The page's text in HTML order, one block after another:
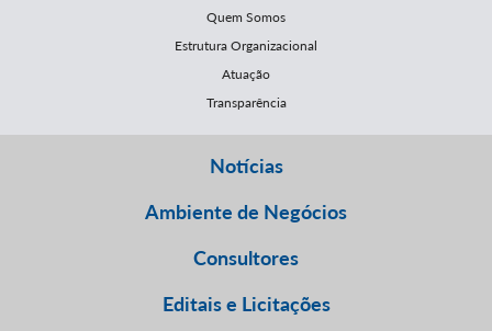
Quem Somos
Estrutura Organizacional
Atuação
Transparência
Notícias
Ambiente de Negócios
Consultores
Editais e Licitações